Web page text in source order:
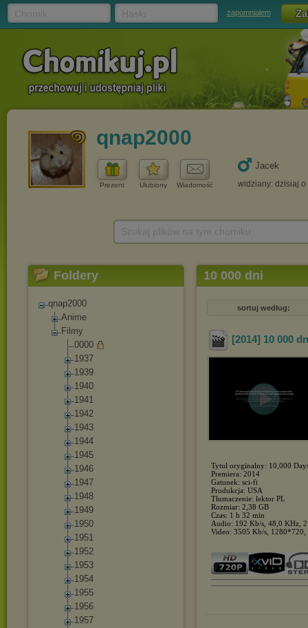
zapomniałem
qnap2000
Prezent Ulubiony Wiadomość
Jacek
widziany: dzisiaj o
Foldery
qnap2000
Anime
Filmy
0000
1937
1939
1940
1941
1942
1943
1944
1945
1946
1947
1948
1949
1950
1951
1952
1953
1954
1955
1956
1957
10 000 dni
sortuj według:
[2014] 10 000
Tytuł oryginalny: 10,000
Premiera: 2014
Gatunek: sci-fi
Produkcja: USA
Tłumaczenie: lektor PL
Rozmiar: 2,38 GB
Czas: 1 h 32 min
Audio: 192 Kb/s, 48,0 KHz, 2
Video: 3505 Kb/s,